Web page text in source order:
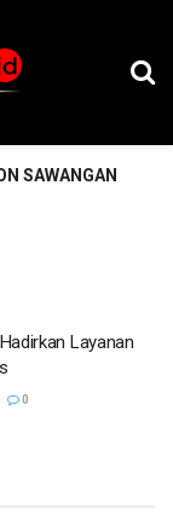
SAWANGAN
Layanan
0